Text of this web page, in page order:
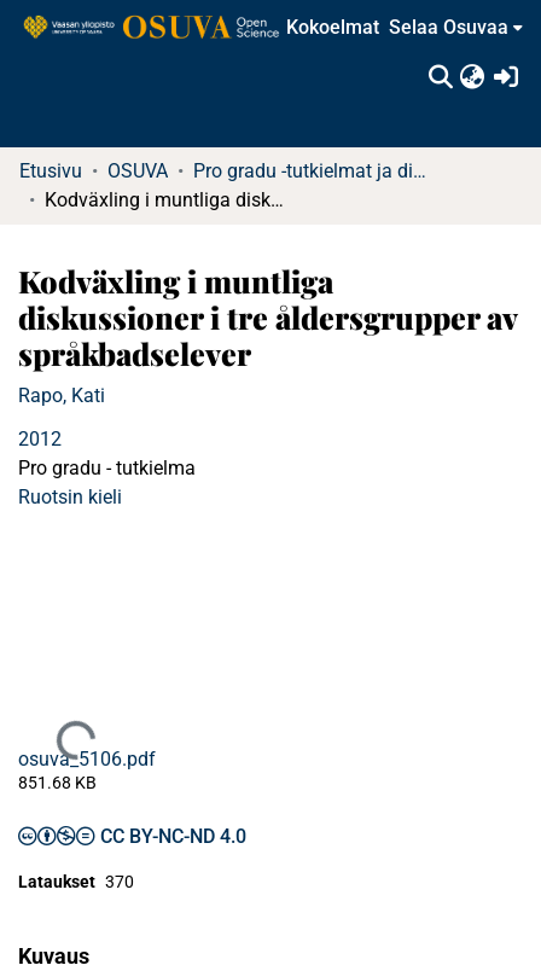
Kokoelmat Selaa Osuvaa
Etusivu OSUVA
Pro gradu -tutkielmat ja diplomityöt
Kodväxling i muntliga diskussioner i tre åldersgrupper av språkbadselever
Kodväxling i muntliga
diskussioner i tre åldersgrupper av
språkbadselever
Rapo, Kati
2012
Pro gradu - tutkielma
Ruotsin kieli
Ladataan...
osuva_5106.pdf
851.68 KB
CC BY-NC-ND 4.0
Lataukset 370
Kuvaus